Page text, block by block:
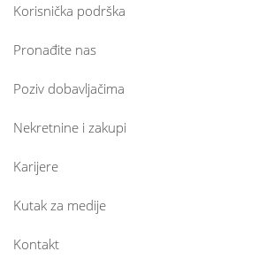
Korisnička podrška
Pronađite nas
Poziv dobavljačima
Nekretnine i zakupi
Karijere
Kutak za medije
Kontakt